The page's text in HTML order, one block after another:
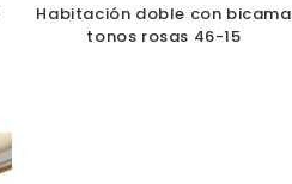
Habitación doble con bicama
tonos rosas 46-15